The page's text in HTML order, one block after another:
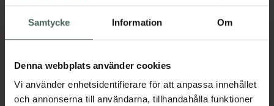
Samtycke Information Om
Denna webbplats använder cookies
Vi använder enhetsidentifierare för att anpassa innehållet
och annonserna till användarna, tillhandahålla funktioner
Aktuella erbjudanden